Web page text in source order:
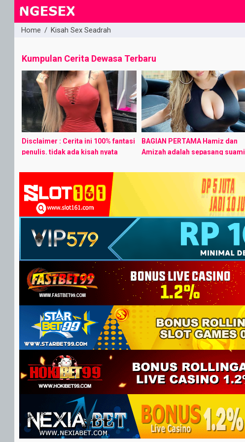
Home / Kisah Sex Seadrah
Kumpulan Cerita Dewasa Terbaru
Disclaimer : Cerita ini 100% fantasi
penulis. tidak ada kisah nyata
kesamaan tempat / tokoh hanya
kebetulan semata. PART ...
BAGIAN PERTAMA​ Hamiz dan
Amizah adalah sepasang suami
bulan, namun mereka belum
dikaruniai anak karena Hamiz